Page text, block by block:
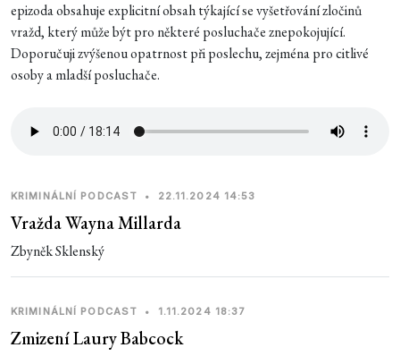
epizoda obsahuje explicitní obsah týkající se vyšetřování zločinů
vražd, který může být pro některé posluchače znepokojující.
Doporučuji zvýšenou opatrnost při poslechu, zejména pro citlivé
osoby a mladší posluchače.
KRIMINÁLNÍ PODCAST • 22.11.2024 14:53
Vražda Wayna Millarda
Zbyněk Sklenský
KRIMINÁLNÍ PODCAST • 1.11.2024 18:37
Zmizení Laury Babcock